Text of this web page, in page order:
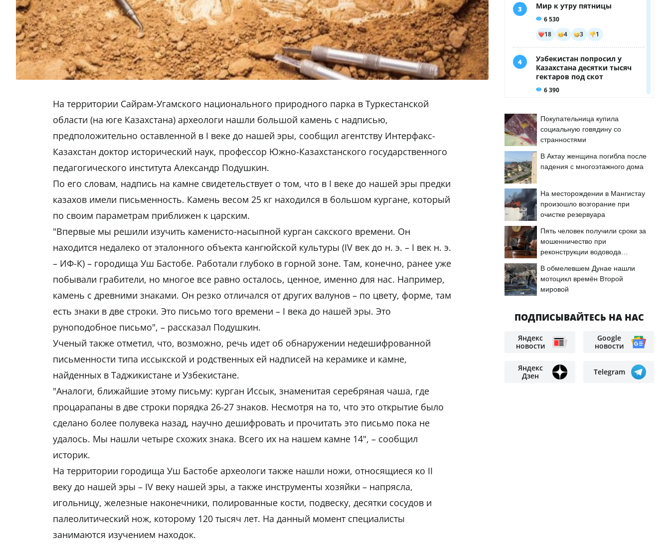
На территории Сайрам-Угамского национального природного парка в Туркестанской
области (на юге Казахстана) археологи нашли большой камень с надписью,
предположительно оставленной в I веке до нашей эры, сообщил агентству Интерфакс-
Казахстан доктор исторический наук, профессор Южно-Казахстанского государственного
педагогического института Александр Подушкин.
По его словам, надпись на камне свидетельствует о том, что в I веке до нашей эры предки
казахов имели письменность. Камень весом 25 кг находился в большом кургане, который
по своим параметрам приближен к царским.
"Впервые мы решили изучить каменисто-насыпной курган сакского времени. Он
находится недалеко от эталонного объекта кангюйской культуры (IV век до н. э. – I век н. э.
– ИФ-К) – городища Уш Бастобе. Работали глубоко в горной зоне. Там, конечно, ранее уже
побывали грабители, но многое все равно осталось, ценное, именно для нас. Например,
камень с древними знаками. Он резко отличался от других валунов – по цвету, форме, там
есть знаки в две строки. Это письмо того времени – I века до нашей эры. Это
руноподобное письмо", – рассказал Подушкин.
Ученый также отметил, что, возможно, речь идет об обнаружении недешифрованной
письменности типа иссыкской и родственных ей надписей на керамике и камне,
найденных в Таджикистане и Узбекистане.
"Аналоги, ближайшие этому письму: курган Иссык, знаменитая серебряная чаша, где
процарапаны в две строки порядка 26-27 знаков. Несмотря на то, что это открытие было
сделано более полувека назад, научно дешифровать и прочитать это письмо пока не
удалось. Мы нашли четыре схожих знака. Всего их на нашем камне 14", – сообщил
историк.
На территории городища Уш Бастобе археологи также нашли ножи, относящиеся ко II
веку до нашей эры – IV веку нашей эры, а также инструменты хозяйки – напрясла,
игольницу, железные наконечники, полированные кости, подвеску, десятки сосудов и
палеолитический нож, которому 120 тысяч лет. На данный момент специалисты
занимаются изучением находок.
Покупательница купила
социальную говядину со
странностями
В Актау женщина погибла после
падения с многоэтажного дома
На месторождении в Мангистау
произошло возгорание при
очистке резервуара
Пять человек получили сроки за
мошенничество при
реконструкции водовода
В обмелевшем Дунае нашли
мотоцикл времён Второй
мировой
ПОДПИСЫВАЙТЕСЬ НА НАС
Яндекс
новости
Google
новости
Яндекс
Дзен
Telegram